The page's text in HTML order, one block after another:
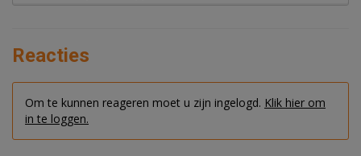
Reacties
Om te kunnen reageren moet u zijn ingelogd. Klik hier om
in te loggen.